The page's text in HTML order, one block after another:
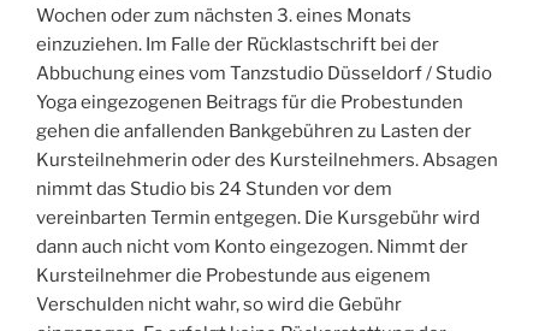
Wochen oder zum nächsten 3. eines Monats
einzuziehen. Im Falle der Rücklastschrift bei der
Abbuchung eines vom Tanzstudio Düsseldorf / Studio
Yoga eingezogenen Beitrags für die Probestunden
gehen die anfallenden Bankgebühren zu Lasten der
Kursteilnehmerin oder des Kursteilnehmers. Absagen
nimmt das Studio bis 24 Stunden vor dem
vereinbarten Termin entgegen. Die Kursgebühr wird
dann auch nicht vom Konto eingezogen. Nimmt der
Kursteilnehmer die Probestunde aus eigenem
Verschulden nicht wahr, so wird die Gebühr